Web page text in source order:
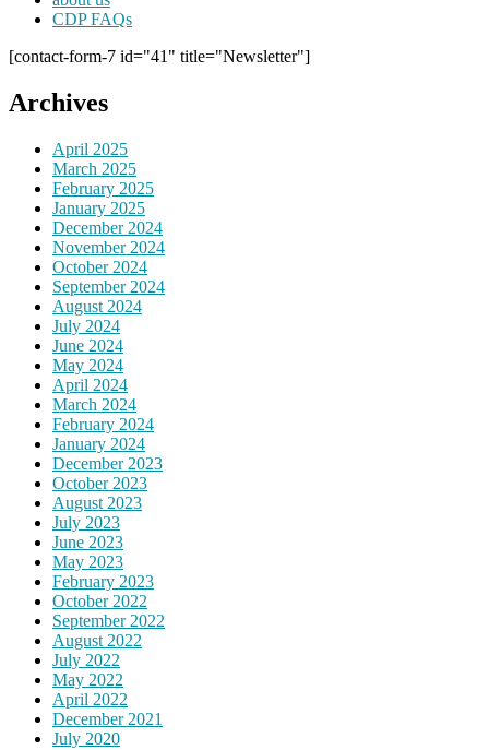
CDP FAQs
[contact-form-7 id="41" title="Newsletter"]
Archives
April 2025
March 2025
February 2025
January 2025
December 2024
November 2024
October 2024
September 2024
August 2024
July 2024
June 2024
May 2024
April 2024
March 2024
February 2024
January 2024
December 2023
October 2023
August 2023
July 2023
June 2023
May 2023
February 2023
October 2022
September 2022
August 2022
July 2022
May 2022
April 2022
December 2021
July 2020